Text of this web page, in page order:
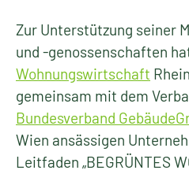
Zur Unterstützung seiner
und -genossenschaften
Wohnungswirtschaft
gemeinsam mit dem
Bundesverband
Wien ansässigen
Leitfaden „BEGRÜNTES